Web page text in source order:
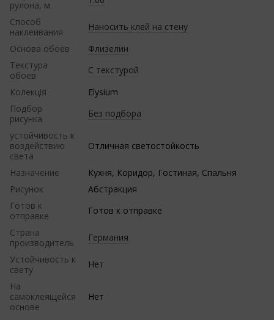
рулона, м
Способ
наклеивания
Наносить клей на стену
Основа обоев
Флизелин
Текстура
обоев
С текстурой
Колекція
Elysium
Подбор
рисунка
Без подбора
устойчивость к
воздействию
света
Отличная светостойкость
Назначение
Кухня, Коридор, Гостиная, Спальня
Рисунок
Абстракция
Готов к
отправке
Готов к отправке
Страна
производитель
Германия
Устойчивость к
свету
Нет
На
самоклеящейся
основе
Нет